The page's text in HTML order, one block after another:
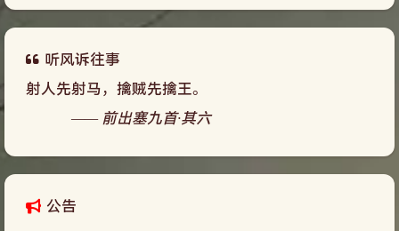
听风诉往事
射人先射马，擒贼先擒王。
—— 前出塞九首·其六
公告